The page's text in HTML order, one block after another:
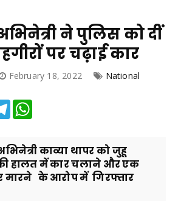
ने पुलिस को दीं
पर चढ़ाई कार
February 18, 2022 National
Telegram
काव्या थापर को जुहू
हालत में कार चलाने और एक
मारने के आरोप में गिरफ्तार